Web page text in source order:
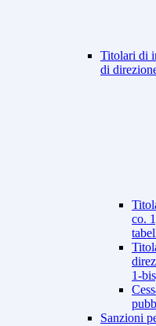
Titolari di
di
co.
1-
Sanzioni